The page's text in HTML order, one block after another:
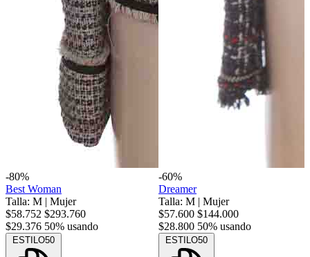
-80%
Best Woman
Talla: M | Mujer
$58.752 $293.760
$29.376 50% usando
ESTILO50
-60%
Dreamer
Talla: M | Mujer
$57.600 $144.000
$28.800 50% usando
ESTILO50